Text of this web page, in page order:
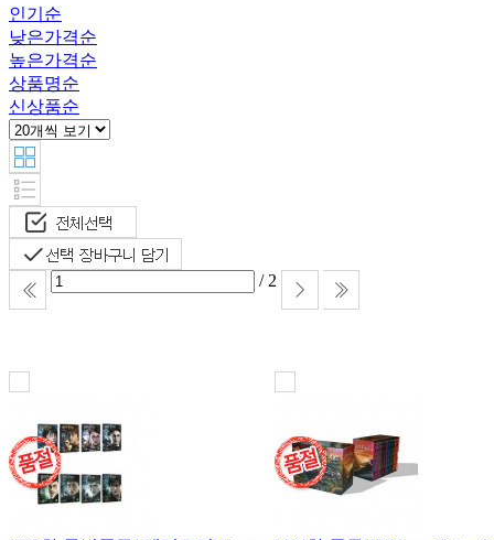
Little
Learner Packets
this is ilon
man
Warriors
All about
맥스 앤 루
비
인기순
낮은가격순
높은가격순
상품명순
신상품순
/ 2